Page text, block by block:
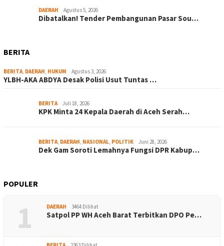
DAERAH Agustus 5, 2026
Dibatalkan! Tender Pembangunan Pasar Sou…
BERITA
BERITA, DAERAH, HUKUM Agustus 3, 2026
YLBH-AKA ABDYA Desak Polisi Usut Tuntas …
BERITA Juli 18, 2026
KPK Minta 24 Kepala Daerah di Aceh Serah…
BERITA, DAERAH, NASIONAL, POLITIK Juni 28, 2026
Dek Gam Soroti Lemahnya Fungsi DPR Kabup…
POPULER
1 DAERAH 3464 Dilihat
Satpol PP WH Aceh Barat Terbitkan DPO Pe…